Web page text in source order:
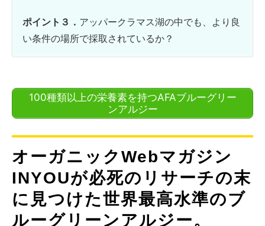
ポイント３． アッパークラマス湖の中でも、より良
い条件の場所で採取されているか？
100種類以上の栄養素を持つAFAブルーグリー
ンアルジー
オーガニックWebマガジン
INYOUが必死のリサーチの末
に見つけた世界最高水準のブ
ルーグリーンアルジー。